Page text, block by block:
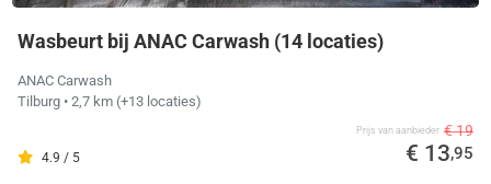
Wasbeurt bij ANAC Carwash (14 locaties)
ANAC Carwash
Tilburg • 2,7 km (+13 locaties)
4.9 / 5
Prijs van aanbieder € 19
€ 13,95